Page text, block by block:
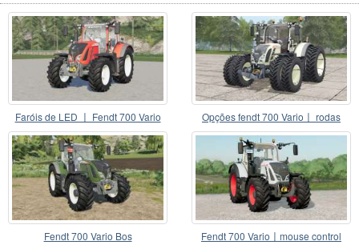
Faróis de LED 〡 Fendt 700 Vario Opções fendt 700 Vario〡 rodas
Fendt 700 Vario Bos Fendt 700 Vario〡mouse control